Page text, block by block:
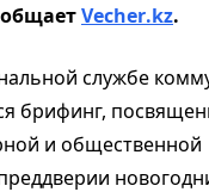
Vecher.kz.
службе
брифинг,
и общественной